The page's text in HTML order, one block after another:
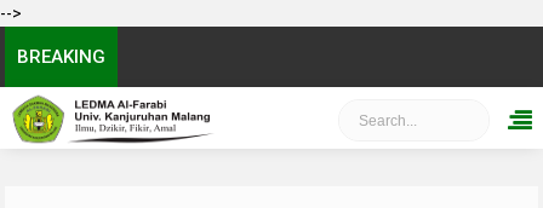
-->
BREAKING